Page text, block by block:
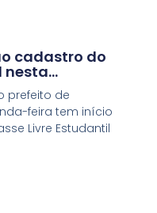
cadastro do
nesta
prefeito de
feira tem início
Livre Estudantil